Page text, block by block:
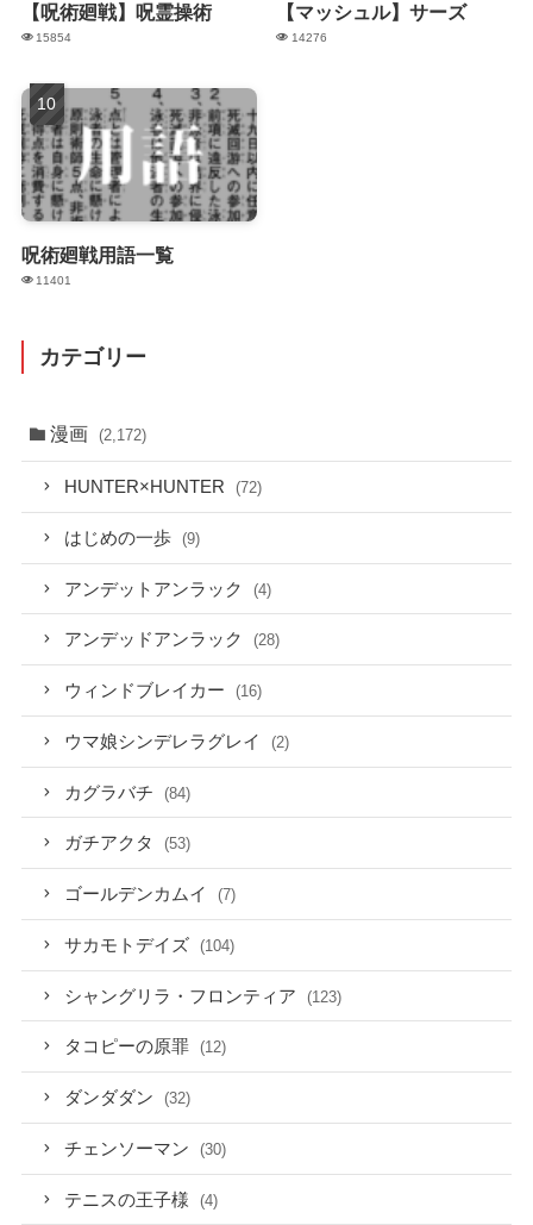
【呪術廻戦】呪霊操術
15854
【マッシュル】サーズ
14276
呪術廻戦用語一覧
11401
カテゴリー
漫画 (2,172)
HUNTER×HUNTER (72)
はじめの一歩 (9)
アンデットアンラック (4)
アンデッドアンラック (28)
ウィンドブレイカー (16)
ウマ娘シンデレラグレイ (2)
カグラバチ (84)
ガチアクタ (53)
ゴールデンカムイ (7)
サカモトデイズ (104)
シャングリラ・フロンティア (123)
タコピーの原罪 (12)
ダンダダン (32)
チェンソーマン (30)
テニスの王子様 (4)